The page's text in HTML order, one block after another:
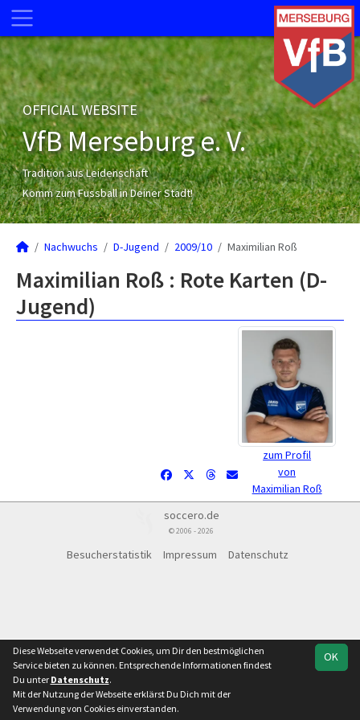
OFFICIAL WEBSITE
VfB Merseburg e. V.
Tradition aus Leidenschaft
Komm zum Fussball in Deiner Stadt!
Nachwuchs D-Jugend 2009/10 Maximilian Roß
Maximilian Roß : Rote Karten (D-
Jugend)
zum Profil
von
Maximilian Roß
soccero.de
© 2006 - 2026
Besucherstatistik Impressum Datenschutz
OK
Diese Webseite verwendet Cookies, um Dir den bestmöglichen
Service bieten zu können. Entsprechende Informationen findest
Du unter Datenschutz.
Mit der Nutzung der Webseite erklärst Du Dich mit der
Verwendung von Cookies einverstanden.